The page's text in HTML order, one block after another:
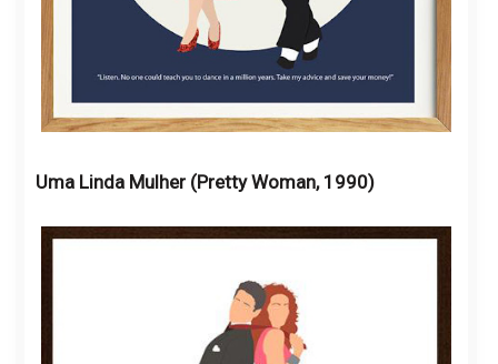
Uma Linda Mulher (Pretty Woman, 1990)